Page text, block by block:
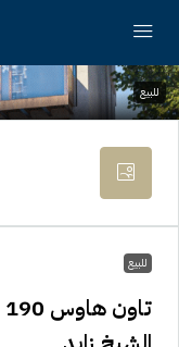
للبيع
للبيع